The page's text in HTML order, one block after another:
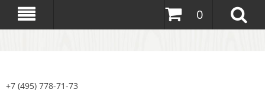
0
+7 (495) 778-71-73